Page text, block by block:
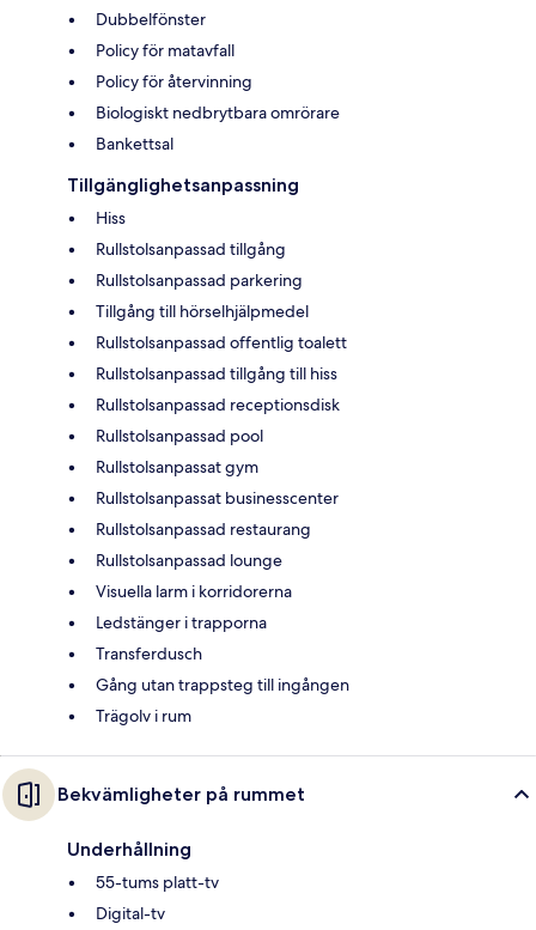
Dubbelfönster
Policy för matavfall
Policy för återvinning
Biologiskt nedbrytbara omrörare
Bankettsal
Tillgänglighetsanpassning
Hiss
Rullstolsanpassad tillgång
Rullstolsanpassad parkering
Tillgång till hörselhjälpmedel
Rullstolsanpassad offentlig toalett
Rullstolsanpassad tillgång till hiss
Rullstolsanpassad receptionsdisk
Rullstolsanpassad pool
Rullstolsanpassat gym
Rullstolsanpassat businesscenter
Rullstolsanpassad restaurang
Rullstolsanpassad lounge
Visuella larm i korridorerna
Ledstänger i trapporna
Transferdusch
Gång utan trappsteg till ingången
Trägolv i rum
Bekvämligheter på rummet
Underhållning
55-tums platt-tv
Digital-tv